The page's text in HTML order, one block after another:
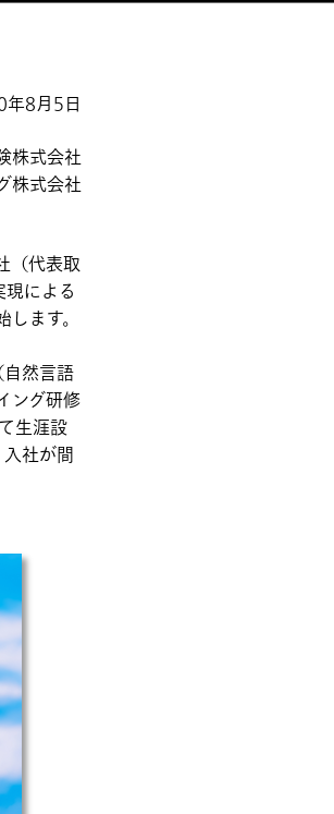
8月5日
株式会社
株式会社
（代表取
による
ます。
然言語
ング研修
生涯設
社が間